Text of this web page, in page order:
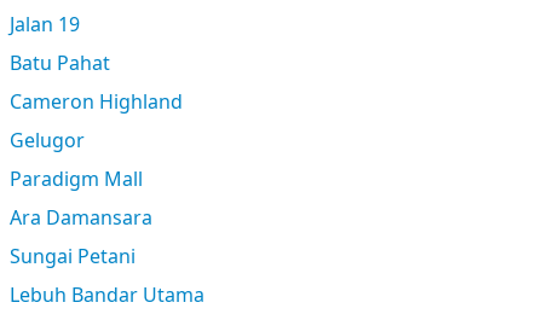
Jalan 19
Batu Pahat
Cameron Highland
Gelugor
Paradigm Mall
Ara Damansara
Sungai Petani
Lebuh Bandar Utama